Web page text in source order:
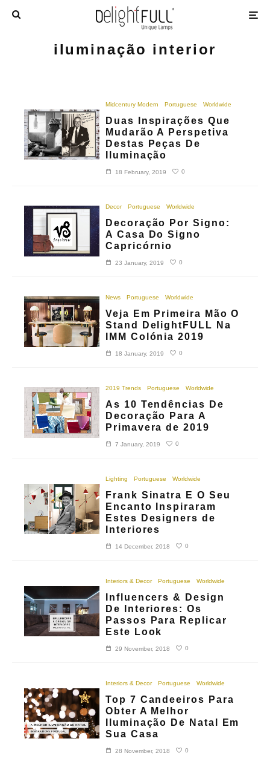
iluminação interior
Midcentury Modern Portuguese Worldwide
Duas Inspirações Que
Mudarão A Perspetiva
Destas Peças De
Iluminação
18 February, 2019 0
Decor Portuguese Worldwide
Decoração Por Signo:
A Casa Do Signo
Capricórnio
23 January, 2019 0
News Portuguese Worldwide
Veja Em Primeira Mão O
Stand DelightFULL Na
IMM Colónia 2019
18 January, 2019 0
2019 Trends Portuguese Worldwide
As 10 Tendências De
Decoração Para A
Primavera de 2019
7 January, 2019 0
Lighting Portuguese Worldwide
Frank Sinatra E O Seu
Encanto Inspiraram
Estes Designers de
Interiores
14 December, 2018 0
Interiors & Decor Portuguese Worldwide
Influencers & Design
De Interiores: Os
Passos Para Replicar
Este Look
29 November, 2018 0
Interiors & Decor Portuguese Worldwide
Top 7 Candeeiros Para
Obter A Melhor
Iluminação De Natal Em
Sua Casa
28 November, 2018 0